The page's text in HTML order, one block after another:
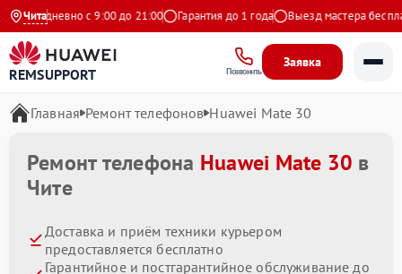
Чита
Ежедневно с 9:00 до 21:00 Гарантия до 1 года Выезд мастера бесплатно
REMSUPPORT Позвонить
Заявка
Главная Ремонт телефонов Huawei Mate 30
Ремонт телефона Huawei Mate 30 в
Чите
Доставка и приём техники курьером
предоставляется бесплатно
Гарантийное и постгарантийное обслуживание до